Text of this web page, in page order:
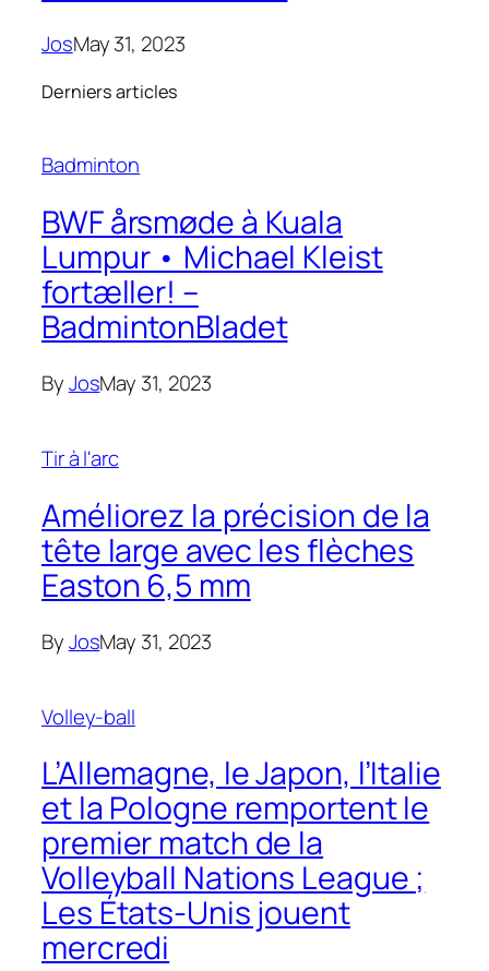
JosMay 31, 2023
Derniers articles
Badminton
BWF årsmøde à Kuala
Lumpur • Michael Kleist
fortæller! –
BadmintonBladet
ByJosMay 31, 2023
Tir à l'arc
Améliorez la précision de la
tête large avec les flèches
Easton 6,5 mm
ByJosMay 31, 2023
Volley-ball
L’Allemagne, le Japon, l’Italie
et la Pologne remportent le
premier match de la
Volleyball Nations League ;
Les États-Unis jouent
mercredi